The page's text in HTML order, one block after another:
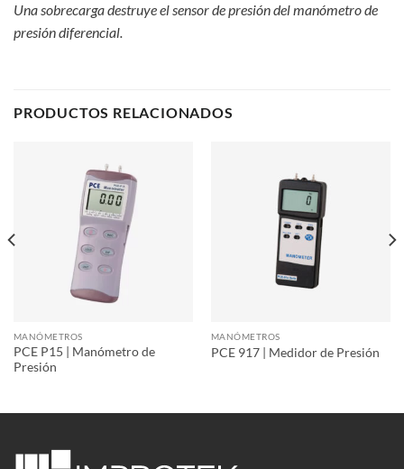
Una sobrecarga destruye el sensor de presión del manómetro de
presión diferencial.
PRODUCTOS RELACIONADOS
MANÓMETROS
PCE P15 | Manómetro de
Presión
MANÓMETROS
PCE 917 | Medidor de Presión